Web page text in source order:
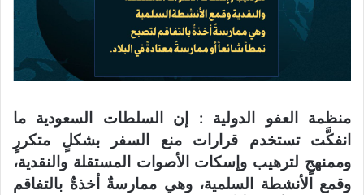
منظمة العفو الدولية : إن السلطات السعودية ما
انفكَّت تستخدم قرارات منع السفر بشكلٍ متكررٍ
وممنهجٍ لترهيب وإسكات الأصوات المستقلة والنقدية،
وقمع الأنشطة السلمية، وهي ممارسةٌ أخذةٌ بالتفاقم